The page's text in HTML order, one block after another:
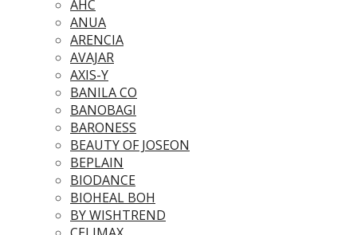
AHC
ANUA
ARENCIA
AVAJAR
AXIS-Y
BANILA CO
BANOBAGI
BARONESS
BEAUTY OF JOSEON
BEPLAIN
BIODANCE
BIOHEAL BOH
BY WISHTREND